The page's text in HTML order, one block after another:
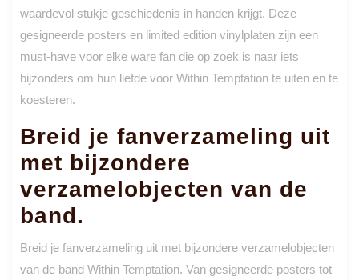
waardevol stukje geschiedenis in handen krijgt. Deze
gesigneerde posters en limited edition vinylplaten zijn een
must-have voor elke ware fan die op zoek is naar iets
bijzonders om hun liefde voor Within Temptation te uiten en te
koesteren.
Breid je fanverzameling uit
met bijzondere
verzamelobjecten van de
band.
Breid je fanverzameling uit met bijzondere verzamelobjecten
van de band Within Temptation. Van gesigneerde posters tot